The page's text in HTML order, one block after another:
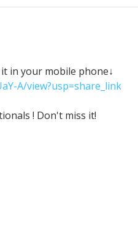
in your mobile phone↓
A/view?usp=share_link
! Don't miss it!